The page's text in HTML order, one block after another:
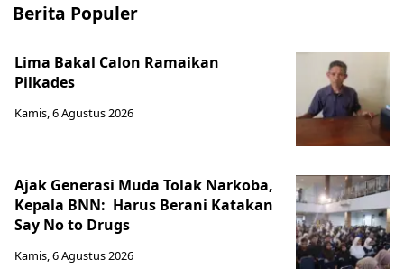
Berita Populer
Lima Bakal Calon Ramaikan
Pilkades
Kamis, 6 Agustus 2026
Ajak Generasi Muda Tolak Narkoba,
Kepala BNN: Harus Berani Katakan
Say No to Drugs
Kamis, 6 Agustus 2026